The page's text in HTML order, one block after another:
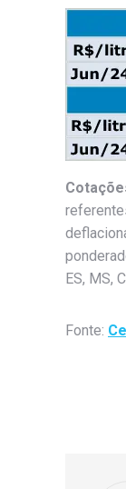
ES, MS,
Fonte: